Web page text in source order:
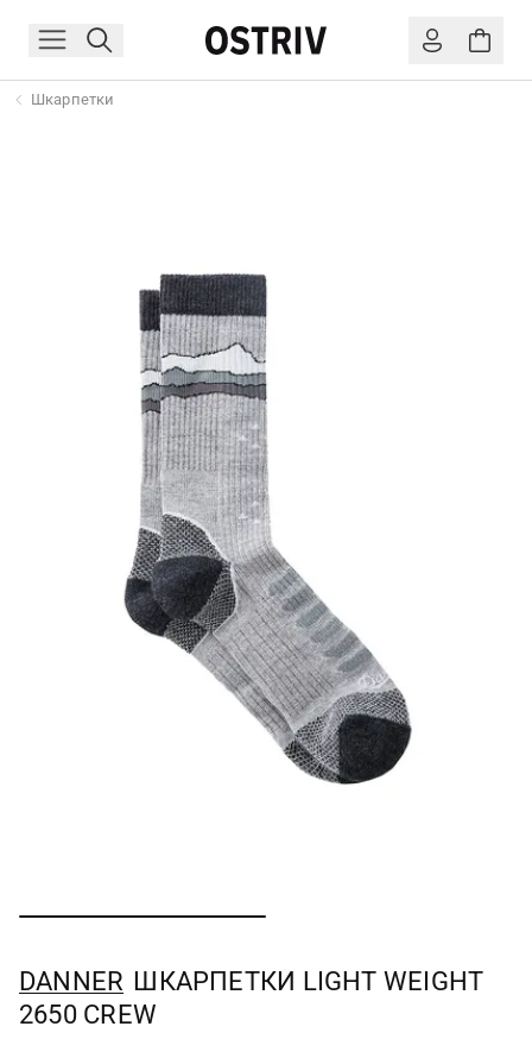
Шкарпетки
DANNER ШКАРПЕТКИ LIGHT WEIGHT
2650 CREW